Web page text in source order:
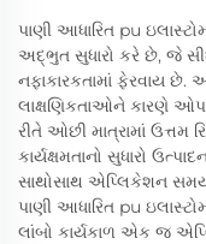
પાણી આધારિત pu
અદ્ભુત સુધારો કરે છે, જે
નફાકારકતામાં ફેરવાય
લાક્ષણિકતાઓને કારણે
રીતે ઓછી માત્રામાં ઉત્તમ
કાર્યક્ષમતાનો સુધારો
સાથોસાથ એપ્લિકેશન
પાણી આધારિત pu
લાંબો કાર્યકાળ એક જ